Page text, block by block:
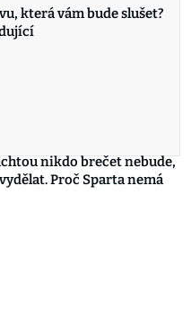
která vám bude slušet?
nikdo brečet nebude,
Proč Sparta nemá